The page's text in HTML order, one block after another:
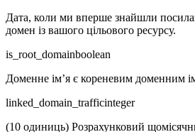
Дата, коли ми вперше знайшли
домен із вашого цільового ресурсу.
is_root_domainboolean
Доменне ім’я є кореневим доменним
linked_domain_trafficinteger
(10 одиниць) Розрахунковий